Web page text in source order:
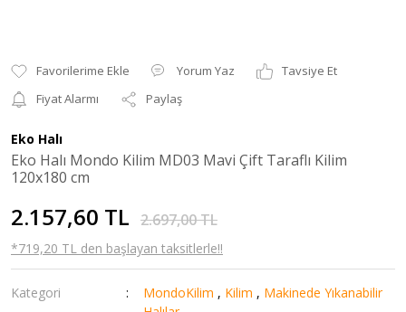
Yorum Yaz
Tavsiye Et
Fiyat Alarmı
Paylaş
Eko Halı
Eko Halı Mondo Kilim MD03 Mavi Çift Taraflı Kilim
120x180 cm
2.157,60 TL 2.697,00 TL
*719,20 TL den başlayan taksitlerle!!
Kategori MondoKilim , Kilim , Makinede Yıkanabilir